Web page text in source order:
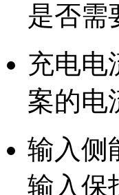
是否需
充电电
案的电
输入侧
输入保